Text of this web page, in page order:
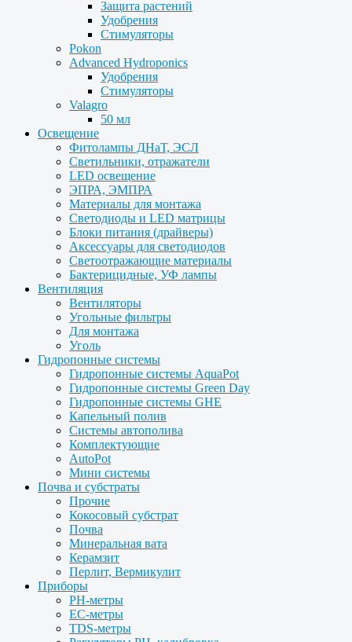
Защита растений
Удобрения
Стимуляторы
Pokon
Advanced Hydroponics
Удобрения
Стимуляторы
Valagro
50 мл
Освещение
Фитолампы ДНаТ, ЭСЛ
Светильники, отражатели
LED освещение
ЭПРА, ЭМПРА
Материалы для монтажа
Светодиоды и LED матрицы
Блоки питания (драйверы)
Аксессуары для светодиодов
Светоотражающие материалы
Бактерицидные, УФ лампы
Вентиляция
Вентиляторы
Угольные фильтры
Для монтажа
Уголь
Гидропонные системы
Гидропонные системы AquaPot
Гидропонные системы Green Day
Гидропонные системы GHE
Капельный полив
Системы автополива
Комплектующие
AutoPot
Мини системы
Почва и субстраты
Прочие
Кокосовый субстрат
Почва
Минеральная вата
Керамзит
Перлит, Вермикулит
Приборы
PH-метры
EC-метры
TDS-метры